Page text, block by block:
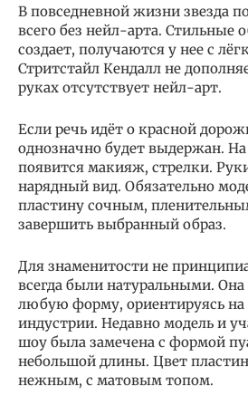
В повседневной жизни звезда
всего без нейл-арта. Стильные
создает, получаются у нее с
Стритстайл Кендалл не
руках отсутствует нейл-арт.
Если речь идёт о красной
однозначно будет выдержан.
появится макияж, стрелки.
нарядный вид. Обязательно
пластину сочным,
завершить выбранный образ.
Для знаменитости не
всегда были натуральными.
любую форму, ориентируясь
индустрии. Недавно модель и
шоу была замечена с формой
небольшой длины. Цвет
нежным, с матовым топом.